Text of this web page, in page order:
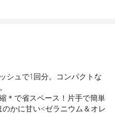
シュで1回分。コンパクトな
＊で省スペース！片手で簡単
かに甘い<ゼラニウム＆オレ